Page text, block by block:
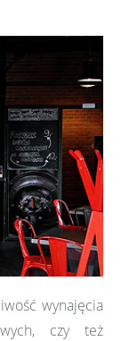
wynajęcia
czy też